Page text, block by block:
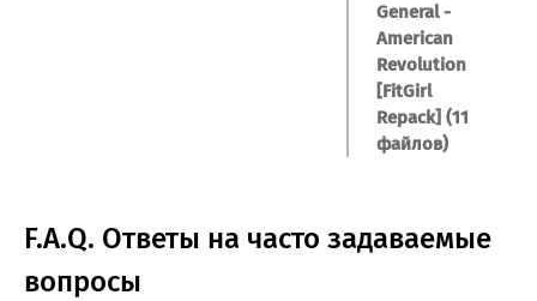
General -
American
Revolution
[FitGirl
Repack] (11
файлов)
F.A.Q. Ответы на часто задаваемые
вопросы